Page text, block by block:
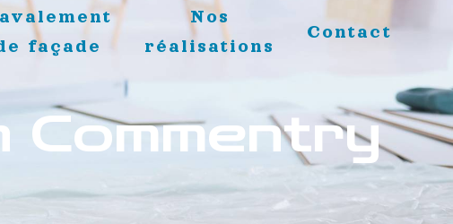
façade
Nos
réalisations
Contact